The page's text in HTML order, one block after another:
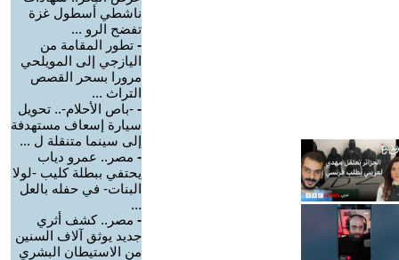
ناشطي أسطول غزة
تفضح الرو ...
- تطور المقامة من
اليازجي إلى المويلحي
مرورا بسحر القصص
التراث ...
- -باص الأحلام-.. تحويل
سيارة إسعاف مستهدفة
إلى سينما متنقلة ل ...
- مصر.. عمرو دياب
يحتفي ببطلة كليب -لولا
البنات- في حفله بالعل
...
- مصر.. كشف أثري
جديد يوثق آلاف السنين
من الاستيطان البشري